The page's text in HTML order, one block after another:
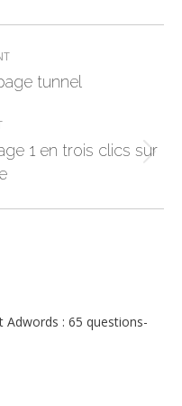
tunnel
1 en trois clics sur
Adwords : 65 questions-